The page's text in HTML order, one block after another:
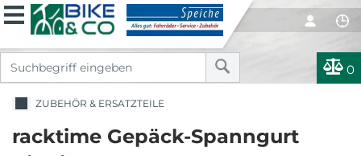
0
ZUBEHÖR & ERSATZTEILE
racktime Gepäck-Spanngurt